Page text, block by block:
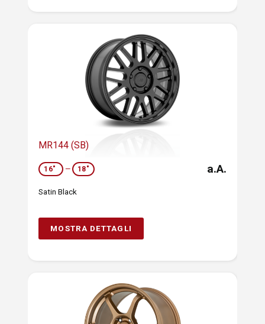
MR144 (SB)
16" — 18" a.A.
Satin Black
MOSTRA DETTAGLI